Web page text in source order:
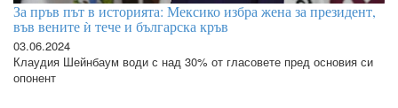
За пръв път в историята: Мексико избра жена за президент,
във вените ѝ тече и българска кръв
03.06.2024
Клаудия Шейнбаум води с над 30% от гласовете пред основия си
опонент